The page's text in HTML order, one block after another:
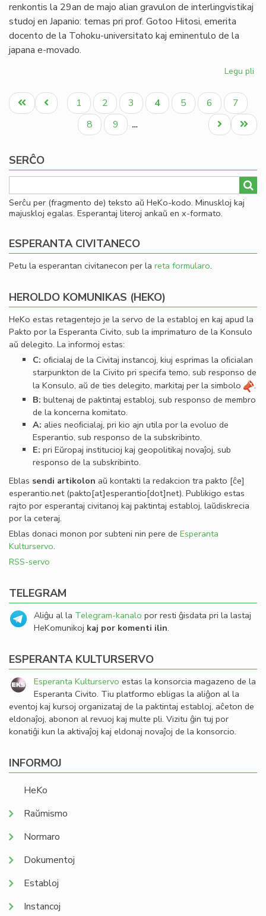
renkontis la 29an de majo alian gravulon de interlingvistikaj
studoj en Japanio: temas pri prof. Gotoo Hitosi, emerita
docento de la Tohoku-universitato kaj eminentulo de la
japana e-movado.
Legu pli
al
Pagination
Unua
paĝo
Antaŭa
paĝo
Paĝo
1 Paĝo
2 Paĝo
3
Aktuala
paĝo
4 Paĝo
5 Paĝo
6 Paĝo
7
Paĝo
8 Paĝo
9 …
Last
page
Next
page
SERĈO
Serĉu per (fragmento de) teksto aŭ HeKo-kodo. Minuskloj kaj
majuskloj egalas. Esperantaj literoj ankaŭ en x-formato.
ESPERANTA CIVITANECO
Petu la esperantan civitanecon per la reta formularo.
HEROLDO KOMUNIKAS (HEKO)
HeKo estas retagentejo je la servo de la establoj en kaj apud la
Pakto por la Esperanta Civito, sub la imprimaturo de la Konsulo
aŭ delegito. La informoj estas:
C: oﬁcialaj de la Civitaj instancoj, kiuj esprimas la oﬁcialan
starpunkton de la Civito pri specifa temo, sub responso de
la Konsulo, aŭ de ties delegito, markitaj per la simbolo
.
B: bultenaj de paktintaj establoj, sub responso de membro
de la koncerna komitato.
A: alies neoﬁcialaj, pri kio ajn utila por la evoluo de
Esperantio, sub responso de la subskribinto.
E: pri Eŭropaj institucioj kaj geopolitikaj novaĵoj, sub
responso de la subskribinto.
Eblas sendi artikolon aŭ kontakti la redakcion tra pakto [ĉe]
esperantio.net(pakto[at]esperantio[dot]net). Publikigo estas
rajto por esperantaj civitanoj kaj paktintaj establoj, laŭdiskrecia
por la ceteraj.
Eblas donaci monon por subteni nin pere de Esperanta
Kulturservo.
RSS-servo
TELEGRAM
Aliĝu al la Telegram-kanalo por resti ĝisdata pri la lastaj
HeKomunikoj kaj por komenti ilin.
ESPERANTA KULTURSERVO
Esperanta Kulturservo estas la konsorcia magazeno de la
Esperanta Civito. Tiu platformo ebligas la aliĝon al la
eventoj kaj kursoj organizataj de la paktintaj establoj, aĉeton de
eldonaĵoj, abonon al revuoj kaj multe pli. Vizitu ĝin tuj por
konatiĝi kun la aktivaĵoj kaj eldonaj novaĵoj de la konsorcio.
INFORMOJ
HeKo
Raŭmismo
Normaro
Dokumentoj
Establoj
Instancoj